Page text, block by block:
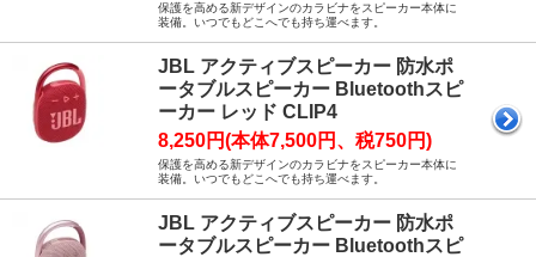
保護を高める新デザインのカラビナをスピーカー本体に
装備。いつでもどこへでも持ち運べます。
JBL アクティブスピーカー 防水ポ
ータブルスピーカー Bluetoothスピ
ーカー レッド CLIP4
8,250円(本体7,500円、税750円)
保護を高める新デザインのカラビナをスピーカー本体に
装備。いつでもどこへでも持ち運べます。
JBL アクティブスピーカー 防水ポ
ータブルスピーカー Bluetoothスピ